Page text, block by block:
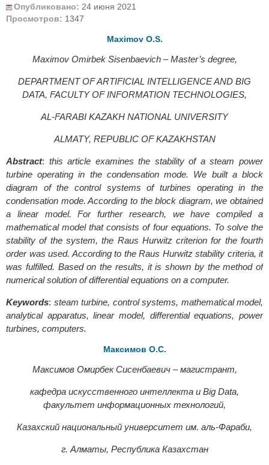
Опубликовано: 24 июня 2021
Просмотров: 1347
Maximov O.S.
Maximov Omirbek Sisenbaevich – Мaster’s degree,
DEPARTMENT OF ARTIFICIAL INTELLIGENCE AND BIG
DATA, FACULTY OF INFORMATION TECHNOLOGIES,
AL-FARABI KAZAKH NATIONAL UNIVERSITY
ALMATY, REPUBLIC OF KAZAKHSTAN
Abstract: this article examines the stability of a steam power
turbine operating in the condensation mode. We built a block
diagram of the control systems of turbines operating in the
condensation mode. According to the block diagram, we obtained
a linear model. For further research, we have compiled a
mathematical model that consists of four equations. To solve the
stability of the system, the Raus Hurwitz criterion for the fourth
order was used. According to the Raus Hurwitz stability criteria, it
was fulfilled. Based on the results, it is shown by the method of
numerical solution of differential equations on a computer.
Keywords: steam turbine, control systems, mathematical model,
analytical apparatus, linear model, differential equations, power
turbines, computers.
Максимов О.С.
Максимов Омирбек Сисенбаевич – магистрант,
кафедра искусственного интеллекта и Big Data,
факультет информационных технологий,
Казахский национальный университет им. аль-Фараби,
г. Алматы, Республика Казахстан